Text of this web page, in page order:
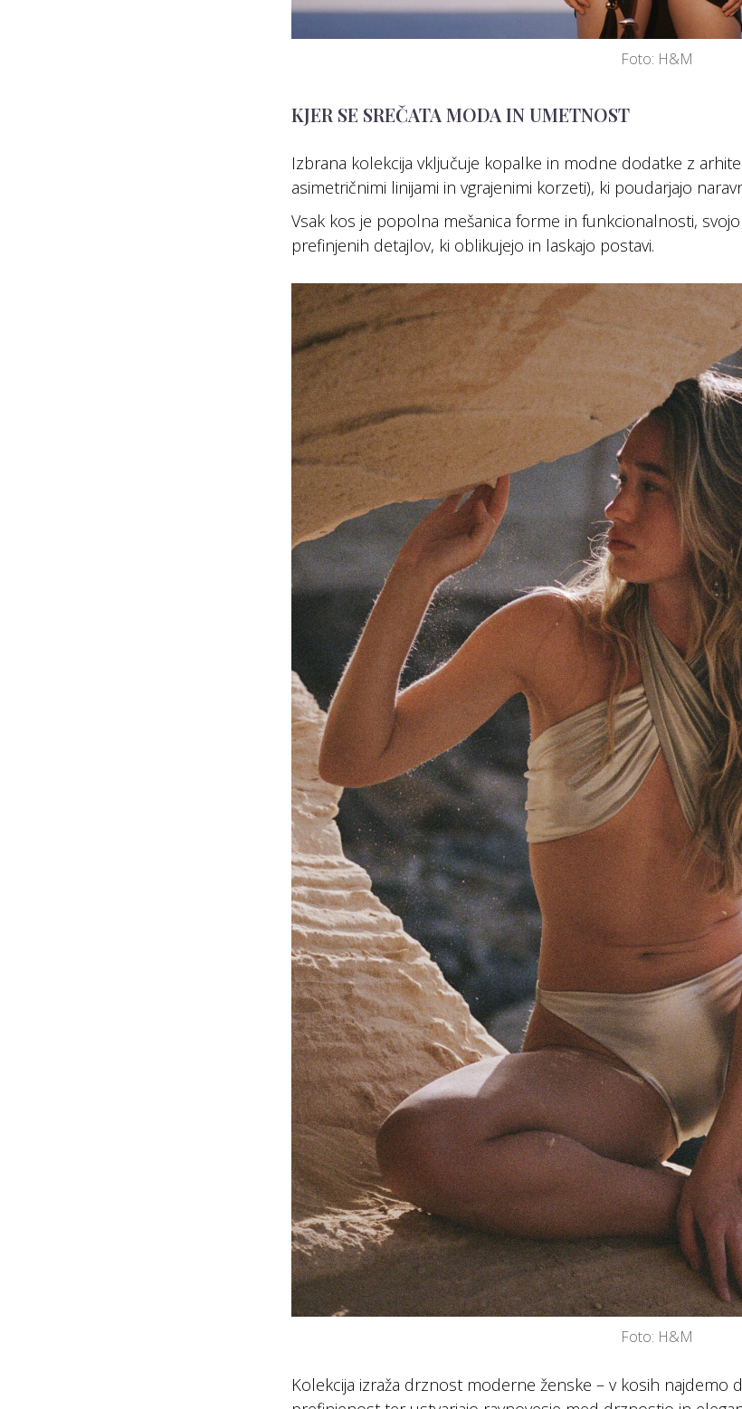
Foto: H&M
KJER SE SREČATA MODA IN UMETNOST
Izbrana kolekcija vključuje kopalke in modne dodatke z
asimetričnimi linijami in vgrajenimi korzeti), ki poudarjajo
Vsak kos je popolna mešanica forme in funkcionalnosti,
prefinjenih detajlov, ki oblikujejo in laskajo postavi.
Foto: H&M
Kolekcija izraža drznost moderne ženske – v kosih najdemo